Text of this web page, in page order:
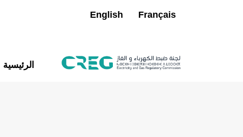
Français
English
الرئيسية